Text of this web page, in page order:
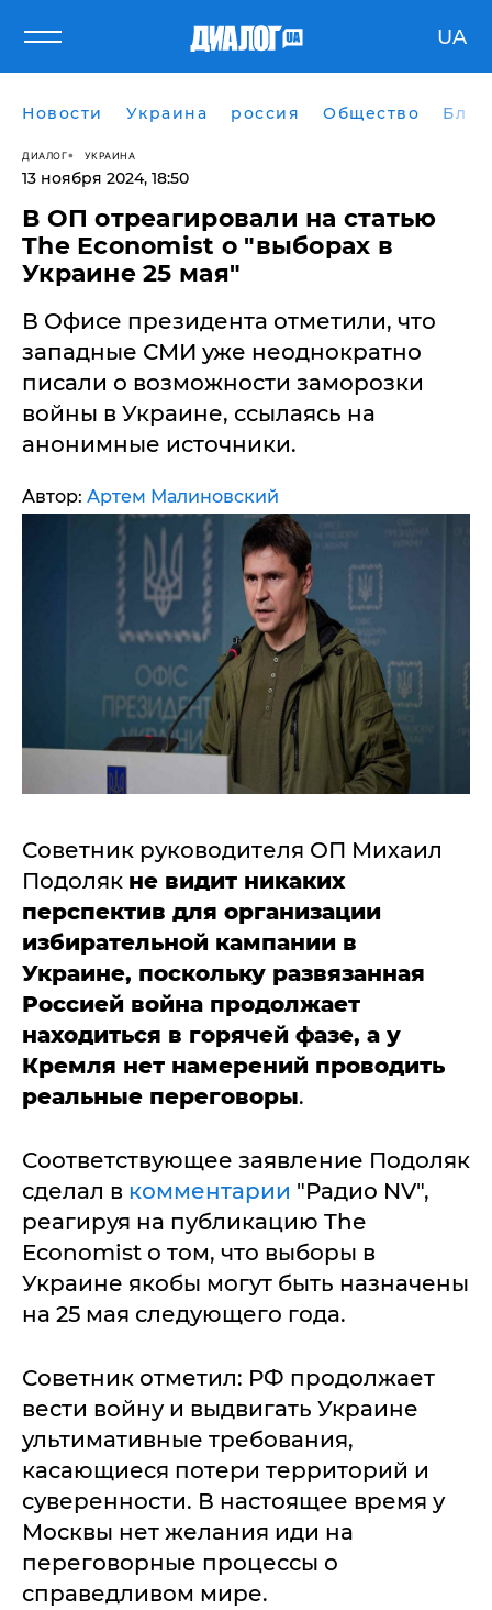
UA
Новости Украина россия Общество
ДИАЛОГ УКРАИНА
13 ноября 2024, 18:50
В ОП отреагировали на статью
The Economist о "выборах в
Украине 25 мая"
В Офисе президента отметили, что
западные СМИ уже неоднократно
писали о возможности заморозки
войны в Украине, ссылаясь на
анонимные источники.
Автор: Артем Малиновский
Советник руководителя ОП Михаил
Подоляк не видит никаких
перспектив для организации
избирательной кампании в
Украине, поскольку развязанная
Россией война продолжает
находиться в горячей фазе, а у
Кремля нет намерений проводить
реальные переговоры.
Соответствующее заявление Подоляк
сделал в комментарии "Радио NV",
реагируя на публикацию The
Economist о том, что выборы в
Украине якобы могут быть назначены
на 25 мая следующего года.
Советник отметил: РФ продолжает
вести войну и выдвигать Украине
ультимативные требования,
касающиеся потери территорий и
суверенности. В настоящее время у
Москвы нет желания иди на
переговорные процессы о
справедливом мире.